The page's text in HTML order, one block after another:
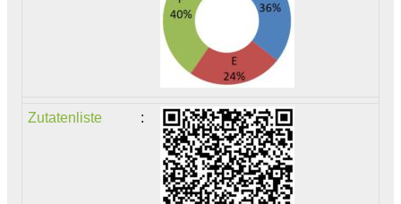
Zutatenliste :